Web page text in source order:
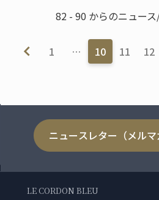
82 - 90 からのニュー
1 … 10 11 12
ニュースレター（メル
LE CORDON BLEU